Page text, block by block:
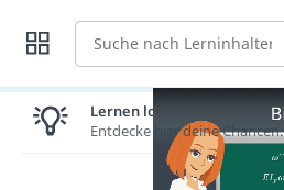
Suche
Lernen lohnt sich!
Entdecke hier deine Chancen.